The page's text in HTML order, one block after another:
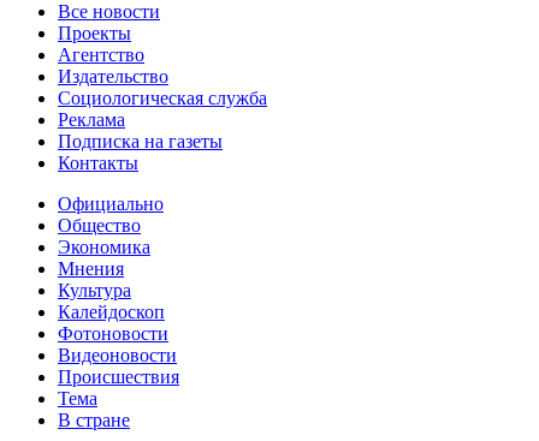
Все новости
Проекты
Агентство
Издательство
Социологическая служба
Реклама
Подписка на газеты
Контакты
Официально
Общество
Экономика
Мнения
Культура
Калейдоскоп
Фотоновости
Видеоновости
Происшествия
Тема
В стране